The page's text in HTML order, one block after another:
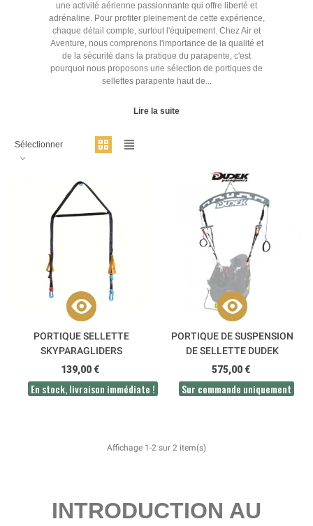
une activité aérienne passionnante qui offre liberté et
adrénaline. Pour profiter pleinement de cette expérience,
chaque détail compte, surtout l'équipement. Chez Air et
Aventure, nous comprenons l'importance de la qualité et
de la sécurité dans la pratique du parapente, c'est
pourquoi nous proposons une sélection de portiques de
sellettes parapente haut de...
Lire la suite
Sélectionner
PORTIQUE SELLETTE
SKYPARAGLIDERS
139,00 €
En stock, livraison immédiate !
PORTIQUE DE SUSPENSION
DE SELLETTE DUDEK
575,00 €
Sur commande uniquement
Affichage 1-2 sur 2 item(s)
INTRODUCTION AU